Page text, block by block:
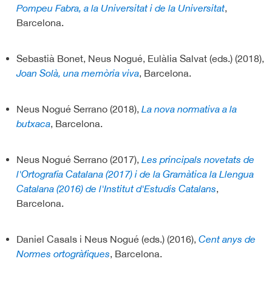
Pompeu Fabra, a la Universitat i de la Universitat,
Barcelona.
Sebastià Bonet, Neus Nogué, Eulàlia Salvat (eds.) (2018),
Joan Solà, una memòria viva, Barcelona.
Neus Nogué Serrano (2018), La nova normativa a la
butxaca, Barcelona.
Neus Nogué Serrano (2017), Les principals novetats de
l'Ortografia Catalana (2017) i de la Gramàtica la Llengua
Catalana (2016) de l'Institut d'Estudis Catalans,
Barcelona.
Daniel Casals i Neus Nogué (eds.) (2016), Cent anys de
Normes ortogràfiques, Barcelona.